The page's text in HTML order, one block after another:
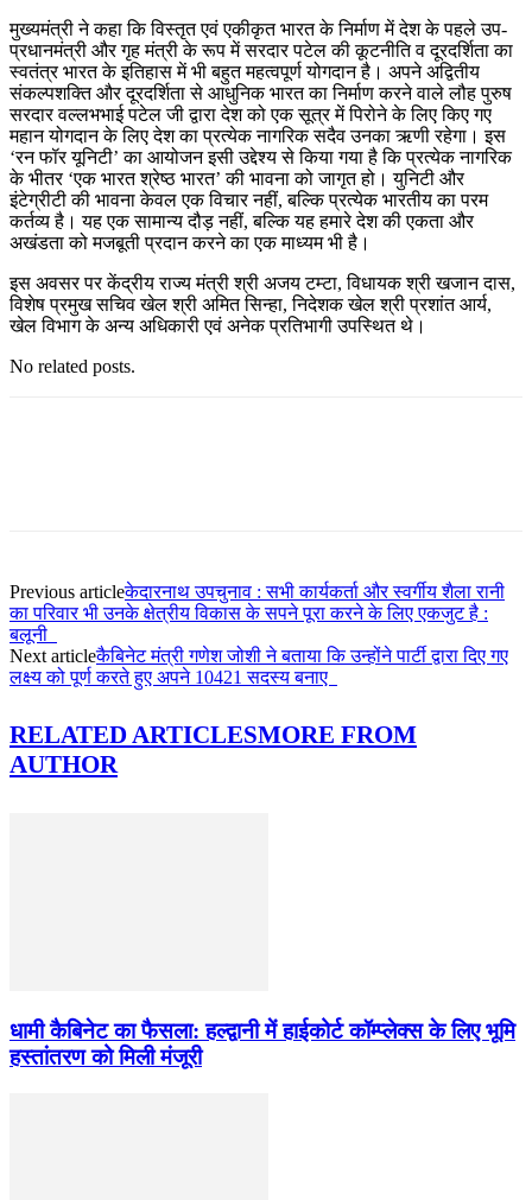
मुख्यमंत्री ने कहा कि विस्तृत एवं एकीकृत भारत के निर्माण में देश के पहले उप-
प्रधानमंत्री और गृह मंत्री के रूप में सरदार पटेल की कूटनीति व दूरदर्शिता का
स्वतंत्र भारत के इतिहास में भी बहुत महत्वपूर्ण योगदान है। अपने अद्वितीय
संकल्पशक्ति और दूरदर्शिता से आधुनिक भारत का निर्माण करने वाले लौह पुरुष
सरदार वल्लभभाई पटेल जी द्वारा देश को एक सूत्र में पिरोने के लिए किए गए
महान योगदान के लिए देश का प्रत्येक नागरिक सदैव उनका ऋणी रहेगा। इस
‘रन फॉर यूनिटी’ का आयोजन इसी उद्देश्य से किया गया है कि प्रत्येक नागरिक
के भीतर ‘एक भारत श्रेष्ठ भारत’ की भावना को जागृत हो। युनिटी और
इंटेग्रीटी की भावना केवल एक विचार नहीं, बल्कि प्रत्येक भारतीय का परम
कर्तव्य है। यह एक सामान्य दौड़ नहीं, बल्कि यह हमारे देश की एकता और
अखंडता को मजबूती प्रदान करने का एक माध्यम भी है।
इस अवसर पर केंद्रीय राज्य मंत्री श्री अजय टम्टा, विधायक श्री खजान दास,
विशेष प्रमुख सचिव खेल श्री अमित सिन्हा, निदेशक खेल श्री प्रशांत आर्य,
खेल विभाग के अन्य अधिकारी एवं अनेक प्रतिभागी उपस्थित थे।
No related posts.
Previous articleकेदारनाथ उपचुनाव : सभी कार्यकर्ता और स्वर्गीय शैला रानी
का परिवार भी उनके क्षेत्रीय विकास के सपने पूरा करने के लिए एकजुट है :
बलूनी
Next articleकैबिनेट मंत्री गणेश जोशी ने बताया कि उन्होंने पार्टी द्वारा दिए गए
लक्ष्य को पूर्ण करते हुए अपने 10421 सदस्य बनाए
RELATED ARTICLESMORE FROM
AUTHOR
धामी कैबिनेट का फैसला: हल्द्वानी में हाईकोर्ट कॉम्प्लेक्स के लिए भूमि
हस्तांतरण को मिली मंजूरी